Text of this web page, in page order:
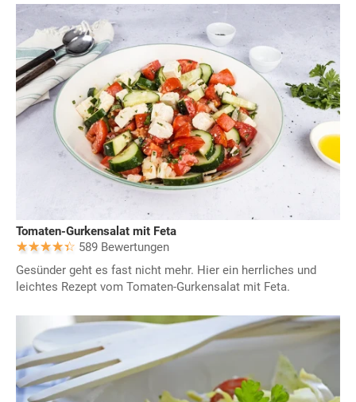
Tomaten-Gurkensalat mit Feta
589 Bewertungen
Gesünder geht es fast nicht mehr. Hier ein herrliches und
leichtes Rezept vom Tomaten-Gurkensalat mit Feta.